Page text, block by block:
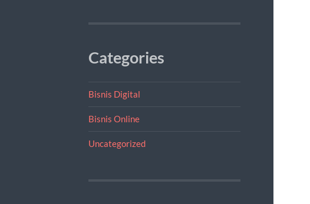
Categories
Bisnis Digital
Bisnis Online
Uncategorized